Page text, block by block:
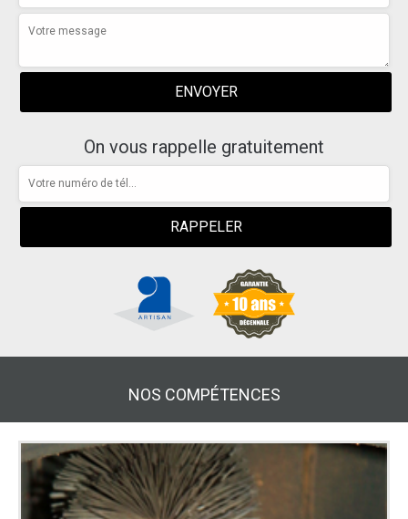
On vous rappelle gratuitement
NOS COMPÉTENCES